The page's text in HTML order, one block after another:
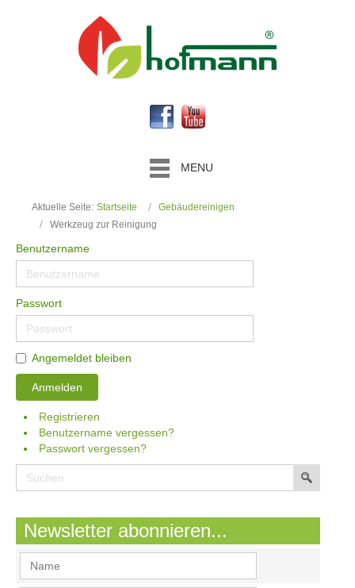
MENU
Aktuelle Seite: Startseite
Gebäudereinigen
Werkzeug zur Reinigung
Benutzername
Passwort
Angemeldet bleiben
Anmelden
Registrieren
Benutzername vergessen?
Passwort vergessen?
Newsletter abonnieren...